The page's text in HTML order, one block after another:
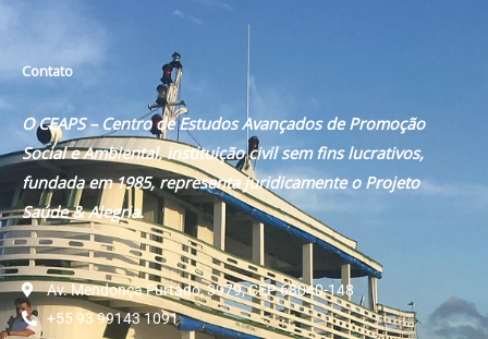
Contato
O CEAPS – Centro de Estudos Avançados de Promoção
Social e Ambiental, instituição civil sem fins lucrativos,
fundada em 1985, representa juridicamente o Projeto
Saúde & Alegria.
Av. Mendonça Furtado, 3979, CEP 68040-148
+55 93 99143 1091